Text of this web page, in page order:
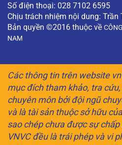
Số điện thoại: 028 7102 6595
Chịu trách nhiệm nội dung: Trần
Bản quyền ©2016 thuộc về
NAM
Các thông tin trên website
mục đích tham khảo, tra
chuyên môn bởi đội ngũ
và là tài sản thuộc sở hữu
sao chép chưa được sự
VNVC đều là trái phép và vi